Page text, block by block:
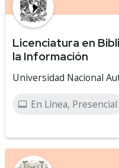
Licenciatura en
la Información
Universidad Nacional
En Línea, Presencial